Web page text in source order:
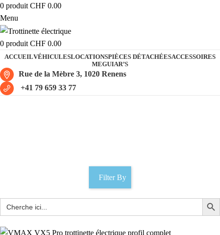
0 produit CHF 0.00
Menu
0 produit CHF 0.00
ACCUEILVÉHICULESLOCATIONSPIÈCES DÉTACHÉESACCESSOIRES
MEGUIAR’S
Rue de la Mèbre 3, 1020 Renens
+41 79 659 33 77
Filter By